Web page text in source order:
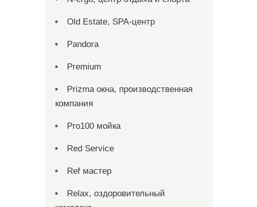
Old Estate, SPA-центр
Pandora
Premium
Prizma окна, производственная
компания
Pro100 мойка
Red Service
Ref мастер
Relax, оздоровительный